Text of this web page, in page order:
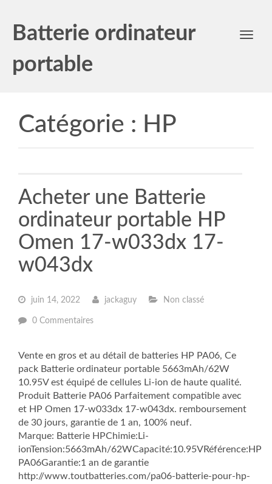
Batterie ordinateur
portable
Toggle
Catégorie : HP
Acheter une Batterie
ordinateur portable HP
Omen 17-w033dx 17-
w043dx
juin 14, 2022 jackaguy Non classé
0 Commentaires
Vente en gros et au détail de batteries HP PA06, Ce
pack Batterie ordinateur portable 5663mAh/62W
10.95V est équipé de cellules Li-ion de haute qualité.
Produit Batterie PA06 Parfaitement compatible avec
et HP Omen 17-w033dx 17-w043dx. remboursement
de 30 jours, garantie de 1 an, 100% neuf.
Marque: Batterie HPChimie:Li-
ionTension:5663mAh/62WCapacité:10.95VRéférence:HP
PA06Garantie:1 an de garantie
http://www.toutbatteries.com/pa06-batterie-pour-hp-